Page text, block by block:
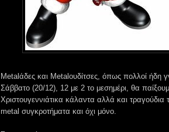
Metalάδες και Metalουδίτσες, όπως πολλοί ήδη
Σάββατο (20/12), 12 με 2 το μεσημέρι, θα
Χριστουγεννιάτικα κάλαντα αλλά και
metal συγκροτήματα και όχι μόνο.